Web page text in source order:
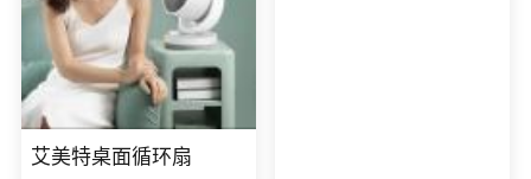
艾美特桌面循环扇